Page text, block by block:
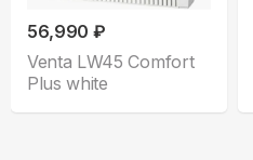
56,990 ₽
Venta LW45 Comfort
Plus white